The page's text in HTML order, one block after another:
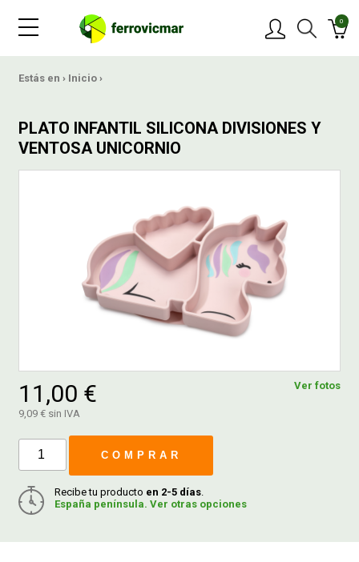
0
Estás en › Inicio ›
PLATO INFANTIL SILICONA DIVISIONES Y
VENTOSA UNICORNIO
Ver fotos
11,00 €
9,09 € sin IVA
COMPRAR
Recibe tu producto en 2-5 días
España península. Ver otras opciones
MARCAS
OFERTAS
NOVEDADES
BLOG
CONTACTAR
CATÁLOGOS